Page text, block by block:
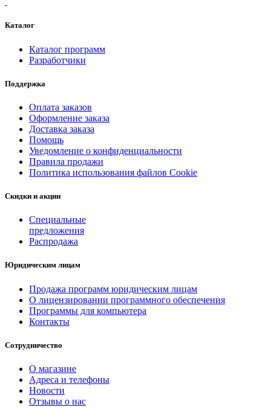
Каталог
Каталог программ
Разработчики
Поддержка
Оплата заказов
Оформление заказа
Доставка заказа
Помощь
Уведомление о конфиденциальности
Правила продажи
Политика использования файлов Cookie
Скидки и акции
Специальные
предложения
Распродажа
Юридическим лицам
Продажа программ юридическим лицам
О лицензировании программного обеспечения
Программы для компьютера
Контакты
Сотрудничество
О магазине
Адреса и телефоны
Новости
Отзывы о нас